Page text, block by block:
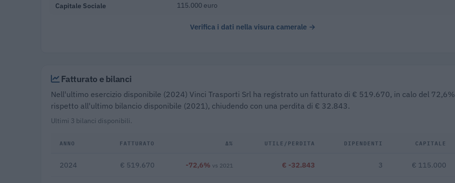
Capitale Sociale 115.000 euro
Verifica i dati nella visura camerale →
Fatturato e bilanci
Nell'ultimo esercizio disponibile (2024) Vinci Trasporti Srl ha registrato un fatturato di € 519.670, in calo del 72,6%
rispetto all'ultimo bilancio disponibile (2021), chiudendo con una perdita di € 32.843.
Ultimi 3 bilanci disponibili.
ANNO FATTURATO Δ% UTILE/PERDITA DIPENDENTI CAPITALE
2024 € 519.670 -72,6% vs 2021 € -32.843 3 € 115.000